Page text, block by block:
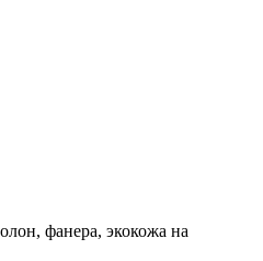
, фанера, экокожа на